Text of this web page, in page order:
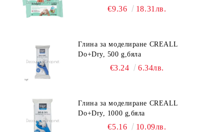
€9.36 18.31лв.
Глина за моделиране CREALL
Do+Dry, 500 g,бяла
€3.24 6.34лв.
Глина за моделиране CREALL
Do+Dry, 1000 g,бяла
€5.16 10.09лв.